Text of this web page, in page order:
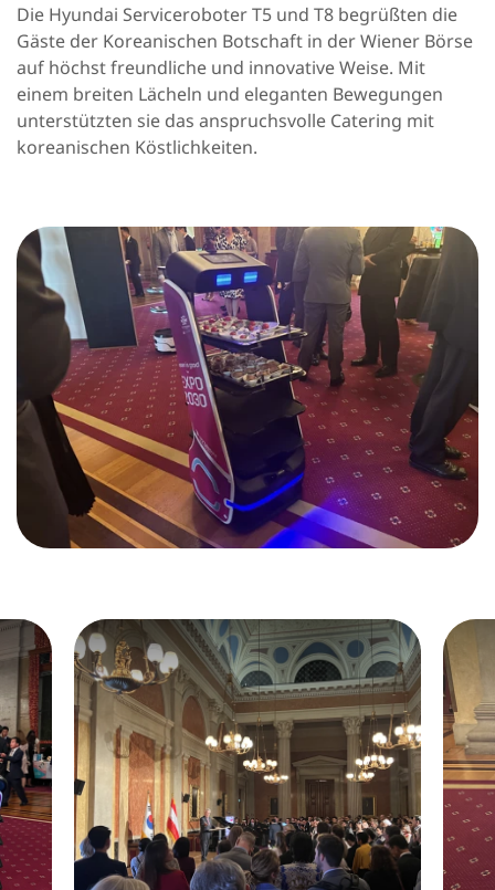
Die Hyundai Serviceroboter T5 und T8 begrüßten die
Gäste der Koreanischen Botschaft in der Wiener Börse
auf höchst freundliche und innovative Weise. Mit
einem breiten Lächeln und eleganten Bewegungen
unterstützten sie das anspruchsvolle Catering mit
koreanischen Köstlichkeiten.